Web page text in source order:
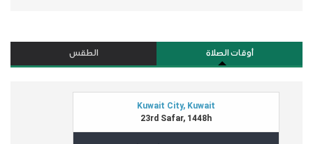
أوقات الصلاة الطقس